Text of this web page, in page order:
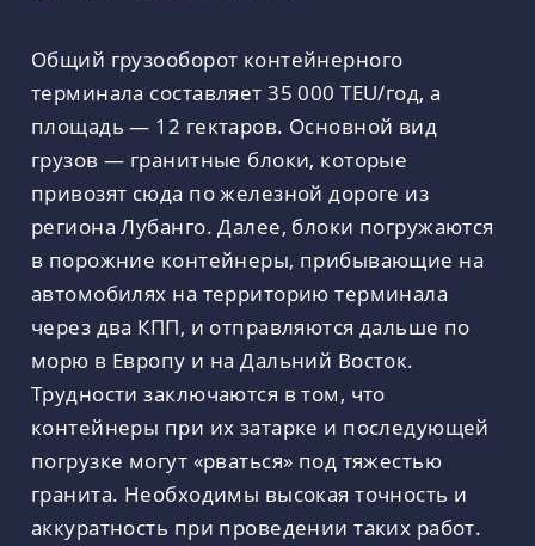
Общий грузооборот контейнерного
терминала составляет 35 000 TEU/год, а
площадь — 12 гектаров. Основной вид
грузов — гранитные блоки, которые
привозят сюда по железной дороге из
региона Лубанго. Далее, блоки погружаются
в порожние контейнеры, прибывающие на
автомобилях на территорию терминала
через два КПП, и отправляются дальше по
морю в Европу и на Дальний Восток.
Трудности заключаются в том, что
контейнеры при их затарке и последующей
погрузке могут «рваться» под тяжестью
гранита. Необходимы высокая точность и
аккуратность при проведении таких работ.